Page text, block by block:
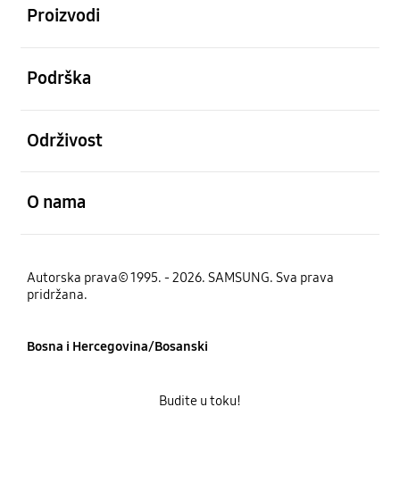
Proizvodi
Podrška
Održivost
O nama
Autorska prava© 1995. - 2026. SAMSUNG. Sva prava
pridržana.
Bosna i Hercegovina/Bosanski
Budite u toku!